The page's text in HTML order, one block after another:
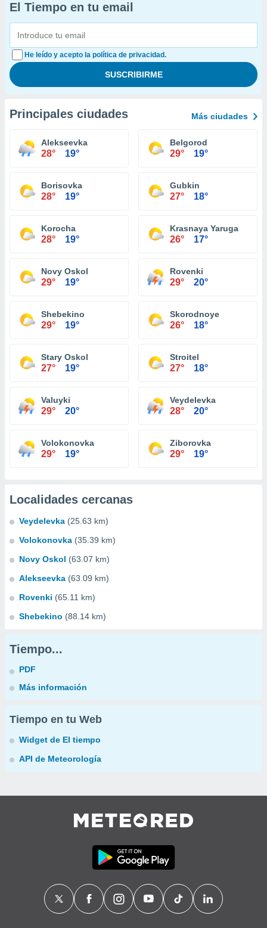
El Tiempo en tu email
He leído y acepto la política de privacidad.
Principales ciudades Más ciudades
Alekseevka
28° 19°
Belgorod
29° 19°
Borisovka
28° 19°
Gubkin
27° 18°
Korocha
28° 19°
Krasnaya Yaruga
26° 17°
Novy Oskol
29° 19°
Rovenki
29° 20°
Shebekino
29° 19°
Skorodnoye
26° 18°
Stary Oskol
27° 19°
Stroitel
27° 18°
Valuyki
29° 20°
Veydelevka
28° 20°
Volokonovka
29° 19°
Ziborovka
29° 19°
Localidades cercanas
Veydelevka (25.63 km)
Volokonovka (35.39 km)
Novy Oskol (63.07 km)
Alekseevka (63.09 km)
Rovenki (65.11 km)
Shebekino (88.14 km)
Tiempo...
PDF
Más información
Tiempo en tu Web
Widget de El tiempo
API de Meteorología